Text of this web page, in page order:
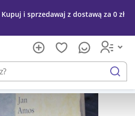
i sprzedawaj z dostawą za 0 zł
szukaj